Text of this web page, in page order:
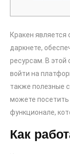
Кракен
даркнете,
ресурсам. В этой
войти на
также полезные
можете посетить
функционале,
Как